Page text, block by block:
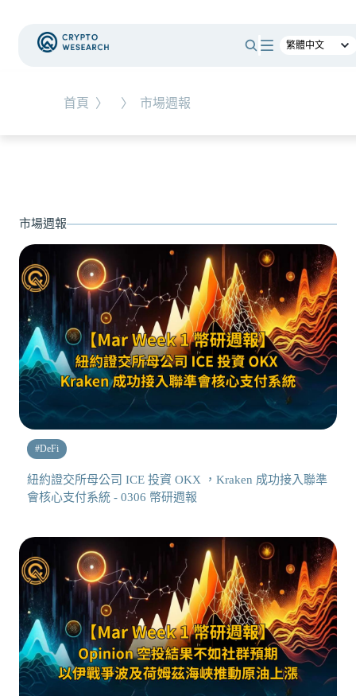
首頁 〉 〉 市場週報
NEW EVENT
NEW ARTICLES
加密被採用了，為什麼幣價沒有漲？｜採用、收
入與代幣價值捕獲
總體經濟 Corporate Adoption
市場週報
#DeFi
紐約證交所母公司 ICE 投資 OKX ，Kraken 成功接入聯準
會核心支付系統 - 0306 幣研週報